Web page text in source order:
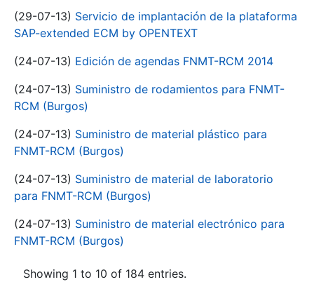
(29-07-13) Servicio de implantación de la plataforma
SAP-extended ECM by OPENTEXT
(24-07-13) Edición de agendas FNMT-RCM 2014
(24-07-13) Suministro de rodamientos para FNMT-
RCM (Burgos)
(24-07-13) Suministro de material plástico para
FNMT-RCM (Burgos)
(24-07-13) Suministro de material de laboratorio
para FNMT-RCM (Burgos)
(24-07-13) Suministro de material electrónico para
FNMT-RCM (Burgos)
Showing 1 to 10 of 184 entries.